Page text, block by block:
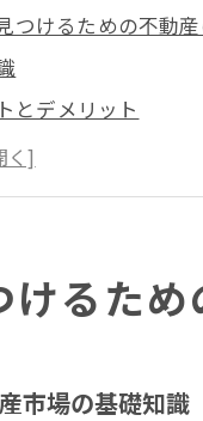
つけるための不動
とデメリット
項
び方
マンション市場分析
るた
市場の基礎知識